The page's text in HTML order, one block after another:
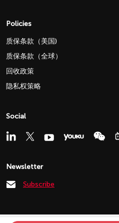
Policies
质保条款（美国)
质保条款（全球）
回收政策
隐私权策略
Social
Newsletter
Subscribe